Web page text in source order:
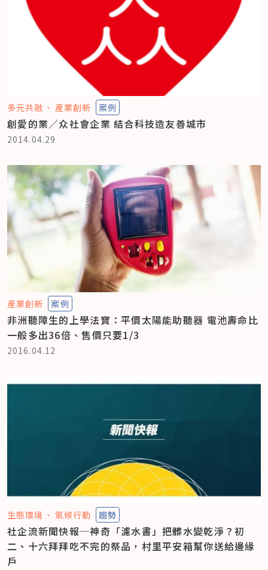
多元共融 產業創新 案例
創愛的業／众社會企業 結合科技造友善城市
2014.04.29
產業創新 案例
非洲聽障生的上學法寶：平價太陽能助聽器 電池壽命比
一般多出36倍、售價只要1/3
2016.04.12
生態環境 氣候行動 趨勢
社企流新聞快報─神奇「濾水書」把髒水變乾淨？初
二、十六拜拜吃不完的祭品，村里平安箱幫你送給邊緣
戶